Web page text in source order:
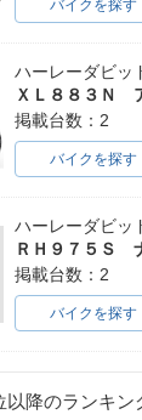
バイクを探す
ハーレーダビッ
ＸＬ８８３Ｎ
掲載台数：2
バイクを探す
ハーレーダビッ
ＲＨ９７５Ｓ
掲載台数：2
バイクを探す
以降のランキン